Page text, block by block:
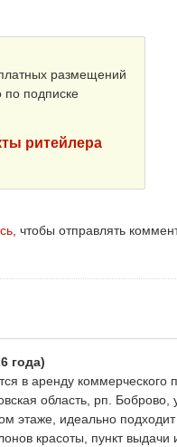
размещений
по подписке
ритейлера
, чтобы отправлять
года)
в аренду коммерческого
область, рп.
этаже, идеально
красоты, пункт